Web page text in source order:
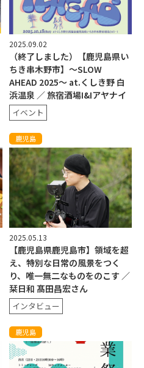
2025.09.02
（終了しました）【鹿児島県い
ちき串木野市】〜SLOW
AHEAD 2025〜 at.くしき野 白
浜温泉 ／ 旅宿酒場I&Iアヤナイ
イベント
鹿児島
2025.05.13
【鹿児島県鹿児島市】領域を超
え、特別な日常の風景をつく
り、唯一無二なものをのこす ／
栞日和 髙田昌宏さん
インタビュー
鹿児島